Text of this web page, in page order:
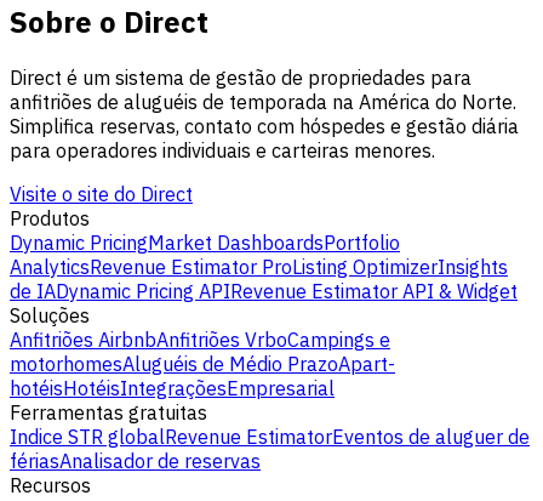
Sobre o Direct
Direct é um sistema de gestão de propriedades para
anfitriões de aluguéis de temporada na América do Norte.
Simplifica reservas, contato com hóspedes e gestão diária
para operadores individuais e carteiras menores.
Visite o site do Direct
Produtos
Dynamic PricingMarket DashboardsPortfolio
AnalyticsRevenue Estimator ProListing OptimizerInsights
de IADynamic Pricing APIRevenue Estimator API & Widget
Soluções
Anfitriões AirbnbAnfitriões VrboCampings e
motorhomesAluguéis de Médio PrazoApart-
hotéisHotéisIntegraçõesEmpresarial
Ferramentas gratuitas
Indice STR globalRevenue EstimatorEventos de aluguer de
fériasAnalisador de reservas
Recursos